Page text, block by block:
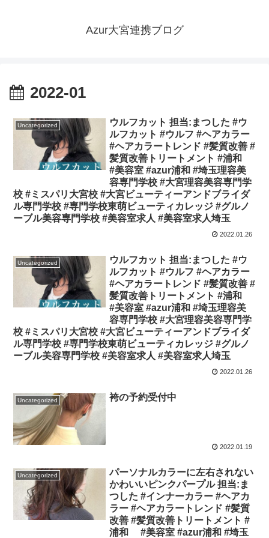
Azur大宮連携ブログ
2022-01
Uncategorized
ウルフカット 担当:まつした #ウ
ルフカット #ウルフ #ヘアカラー
#ヘアカラートレンド #髪質改善 #
髪質改善トリートメント #浦和
#美容室 #azur浦和 #埼玉理容美
容専門学校 #大宮理容美容専門学
校 #ミスパリ大宮校 #大宮ビューティーアンドブライダ
ル専門学校 #専門学校東萌ビューティカレッジ #グルノ
ーブル美容専門学校 #美容室求人 #美容室求人埼玉
2022.01.26
Uncategorized
ウルフカット 担当:まつした #ウ
ルフカット #ウルフ #ヘアカラー
#ヘアカラートレンド #髪質改善 #
髪質改善トリートメント #浦和
#美容室 #azur浦和 #埼玉理容美
容専門学校 #大宮理容美容専門学
校 #ミスパリ大宮校 #大宮ビューティーアンドブライダ
ル専門学校 #専門学校東萌ビューティカレッジ #グルノ
ーブル美容専門学校 #美容室求人 #美容室求人埼玉
2022.01.26
Uncategorized 袴の予約受付中
2022.01.19
Uncategorized
パーソナルカラーに左右されない
かわいいピンクパープル 担当:ま
つした #インナーカラー #ヘアカ
ラー #ヘアカラートレンド #髪質
改善 #髪質改善トリートメント #
浦和 #美容室 #azur浦和 #埼玉